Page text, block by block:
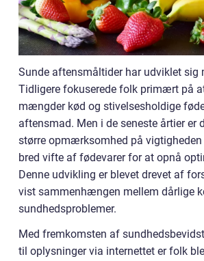
Sunde aftensmåltider har udviklet sig
Tidligere fokuserede folk primært på
mængder kød og stivelsesholdige
aftensmad. Men i de seneste årtier er
større opmærksomhed på
bred vifte af fødevarer for at opnå
Denne udvikling er blevet drevet af
vist sammenhængen mellem dårlige
sundhedsproblemer.
Med fremkomsten af
til oplysninger via internettet er folk